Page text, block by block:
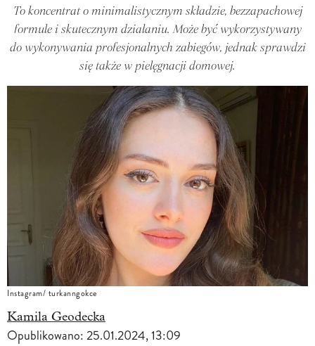
To koncentrat o minimalistycznym składzie, bezzapachowej
formule i skutecznym działaniu. Może być wykorzystywany
do wykonywania profesjonalnych zabiegów, jednak sprawdzi
się także w pielęgnacji domowej.
Instagram/ turkanngokce
Kamila Geodecka
Opublikowano:25.01.2024, 13:09